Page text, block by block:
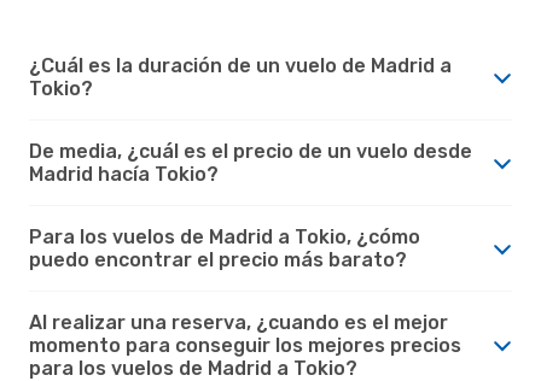
¿Cuál es la duración de un vuelo de Madrid a
Tokio?
De media, ¿cuál es el precio de un vuelo desde
Madrid hacía Tokio?
Para los vuelos de Madrid a Tokio, ¿cómo
puedo encontrar el precio más barato?
Al realizar una reserva, ¿cuando es el mejor
momento para conseguir los mejores precios
para los vuelos de Madrid a Tokio?